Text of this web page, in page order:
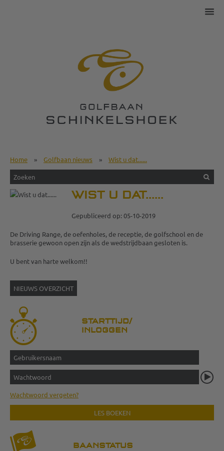
Home » Golfbaan nieuws » Wist u dat......
WIST U DAT......
Gepubliceerd op: 05-10-2019
De Driving Range, de oefenholes, de receptie, de golfschool en de
brasserie gewoon open zijn als de wedstrijdbaan gesloten is.
U bent van harte welkom!!
NIEUWS OVERZICHT
STARTTIJD/
INLOGGEN
Wachtwoord vergeten?
LES BOEKEN
BAANSTATUS